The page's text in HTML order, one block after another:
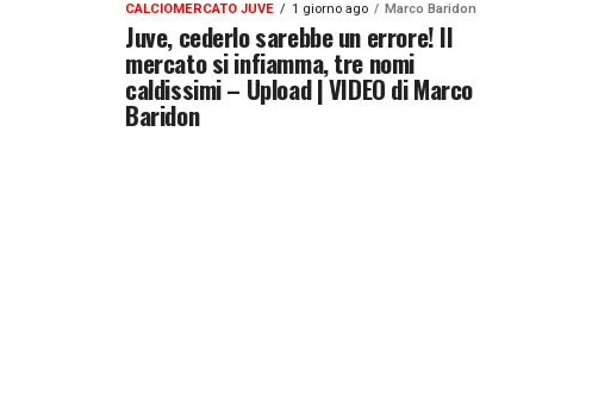
CALCIOMERCATO JUVE 1 giorno ago Marco Baridon
Juve, cederlo sarebbe un errore! Il
mercato si infiamma, tre nomi
caldissimi – Upload | VIDEO di Marco
Baridon